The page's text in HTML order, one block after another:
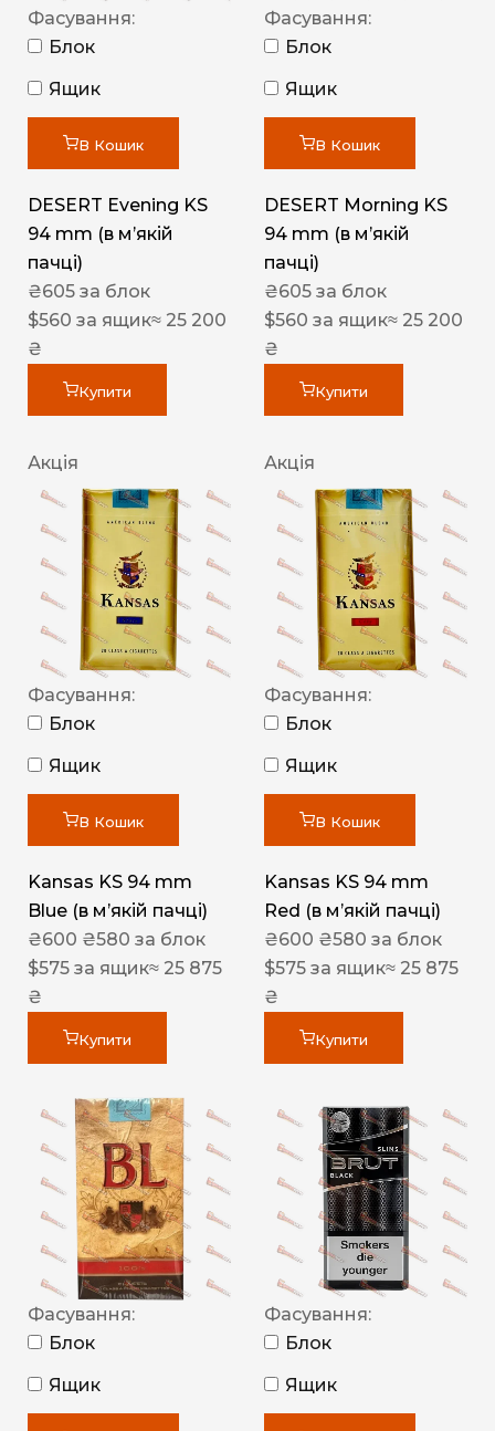
Фасування:
Блок
Ящик
В Кошик
DESERT Evening KS
94 mm (в мʼякій
пачці)
₴605 за блок
$560 за ящик≈ 25 200
₴
Купити
Фасування:
Блок
Ящик
В Кошик
DESERT Morning KS
94 mm (в мʼякій
пачці)
₴605 за блок
$560 за ящик≈ 25 200
₴
Купити
Акція
Фасування:
Блок
Ящик
В Кошик
Kansas KS 94 mm
Blue (в мʼякій пачці)
₴600 ₴580 за блок
$575 за ящик≈ 25 875
₴
Купити
Акція
Фасування:
Блок
Ящик
В Кошик
Kansas KS 94 mm
Red (в мʼякій пачці)
₴600 ₴580 за блок
$575 за ящик≈ 25 875
₴
Купити
Фасування:
Блок
Ящик
Фасування:
Блок
Ящик